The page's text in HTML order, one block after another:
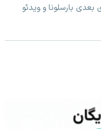
بعدی بارسلونا و ویدئو